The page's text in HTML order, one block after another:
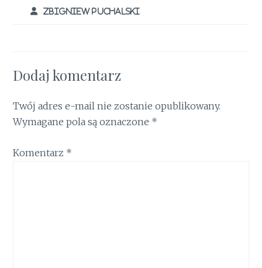
o
ZBIGNIEW PUCHALSKI
Dodaj komentarz
Twój adres e-mail nie zostanie opublikowany.
Wymagane pola są oznaczone *
Komentarz *